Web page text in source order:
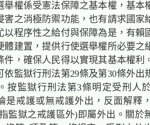
舉權係受憲法保障之基本權，基本
害之消極防禦功能，也有請求國家
以程序性之給付與保障為是，有賴
體建置，提供行使選舉權所必要之
件，確保人民得以實現其基本權利
依監獄行刑法第29條及第30條外出
按監獄行刑法第3條明定受刑人
是戒護或無戒護外出，反面解釋
監獄之戒護區外)即屬外出。關於